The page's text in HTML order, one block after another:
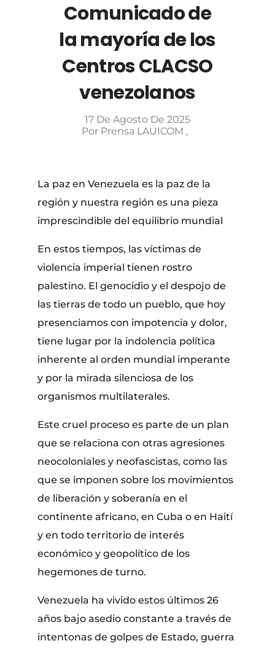
Comunicado de
la mayoría de los
Centros CLACSO
venezolanos
17 De Agosto De 2025
Por Prensa LAUICOM
La paz en Venezuela es la paz de la
región y nuestra región es una pieza
imprescindible del equilibrio mundial
En estos tiempos, las víctimas de
violencia imperial tienen rostro
palestino. El genocidio y el despojo de
las tierras de todo un pueblo, que hoy
presenciamos con impotencia y dolor,
tiene lugar por la indolencia política
inherente al orden mundial imperante
y por la mirada silenciosa de los
organismos multilaterales.
Este cruel proceso es parte de un plan
que se relaciona con otras agresiones
neocoloniales y neofascistas, como las
que se imponen sobre los movimientos
de liberación y soberanía en el
continente africano, en Cuba o en Haití
y en todo territorio de interés
económico y geopolítico de los
hegemones de turno.
Venezuela ha vivido estos últimos 26
años bajo asedio constante a través de
intentonas de golpes de Estado, guerra